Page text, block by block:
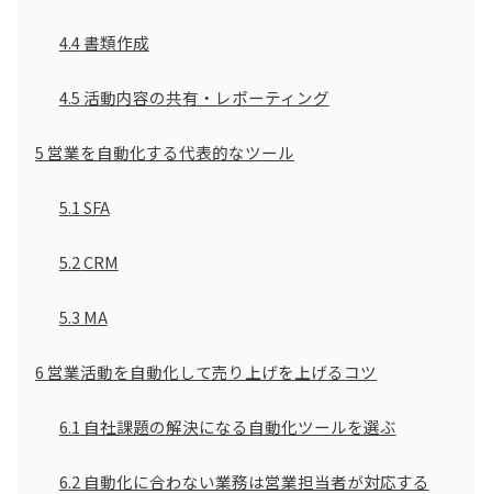
4.4書類作成
4.5 活動内容の共有・レポーティング
5 営業を自動化する代表的なツール
5.1 SFA
5.2CRM
5.3 MA
6 営業活動を自動化して売り上げを上げるコツ
6.1 自社課題の解決になる自動化ツールを選ぶ
6.2 自動化に合わない業務は営業担当者が対応する